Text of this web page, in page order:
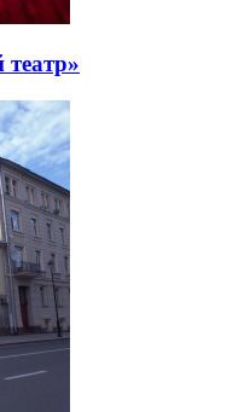
театр»